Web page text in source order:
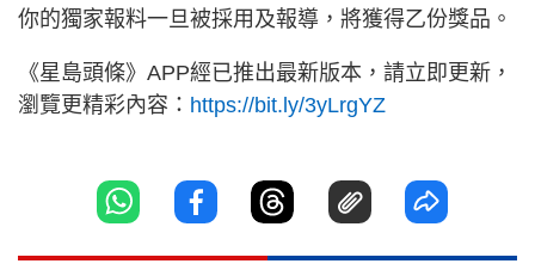
你的獨家報料一旦被採用及報導，將獲得乙份獎品。
《星島頭條》APP經已推出最新版本，請立即更新，
瀏覽更精彩內容： https://bit.ly/3yLrgYZ